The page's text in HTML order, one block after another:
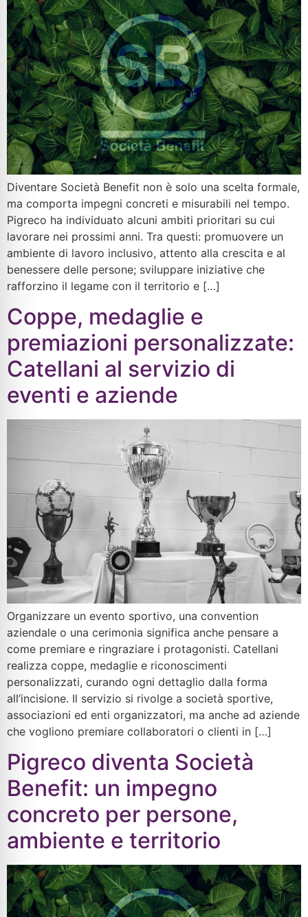
Diventare Società Benefit non è solo una scelta formale,
ma comporta impegni concreti e misurabili nel tempo.
Pigreco ha individuato alcuni ambiti prioritari su cui
lavorare nei prossimi anni. Tra questi: promuovere un
ambiente di lavoro inclusivo, attento alla crescita e al
benessere delle persone; sviluppare iniziative che
rafforzino il legame con il territorio e […]
Coppe, medaglie e
premiazioni personalizzate:
Catellani al servizio di
eventi e aziende
Organizzare un evento sportivo, una convention
aziendale o una cerimonia significa anche pensare a
come premiare e ringraziare i protagonisti. Catellani
realizza coppe, medaglie e riconoscimenti
personalizzati, curando ogni dettaglio dalla forma
all’incisione. Il servizio si rivolge a società sportive,
associazioni ed enti organizzatori, ma anche ad aziende
che vogliono premiare collaboratori o clienti in […]
Pigreco diventa Società
Benefit: un impegno
concreto per persone,
ambiente e territorio